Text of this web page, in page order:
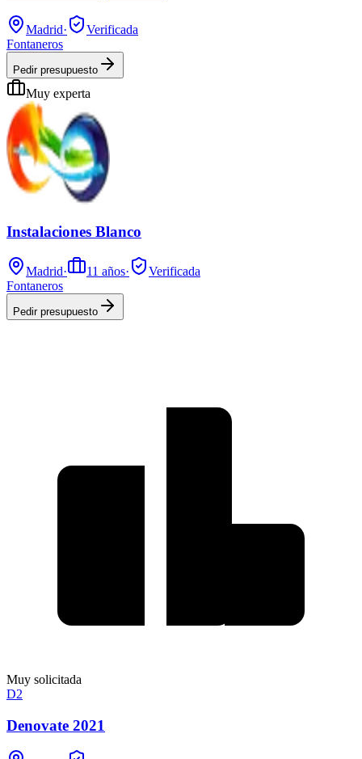
Madrid·
Verificada
Fontaneros
Pedir presupuesto
Muy experta
Instalaciones Blanco
Madrid· 11 años·
Verificada
Fontaneros
Pedir presupuesto
Muy solicitada
D2
Denovate 2021